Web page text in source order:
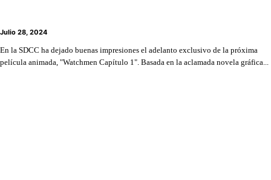
Julio 28, 2024
En la SDCC ha dejado buenas impresiones el adelanto exclusivo de la próxima
película animada, "Watchmen Capítulo 1". Basada en la aclamada novela gráfica...